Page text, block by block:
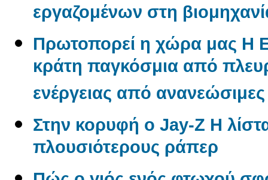
εργαζομένων στη
Πρωτοπορεί η χώρα μας Η
κράτη παγκόσμια από
ενέργειας από
Στην κορυφή ο Jay-Z Η
πλουσιότερους ράπερ